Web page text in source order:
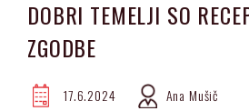
DOBRI TEMELJI SO
ZGODBE
17.6.2024 Ana Mušič